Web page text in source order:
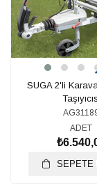
SUGA 2'li
ADET
SEPETE